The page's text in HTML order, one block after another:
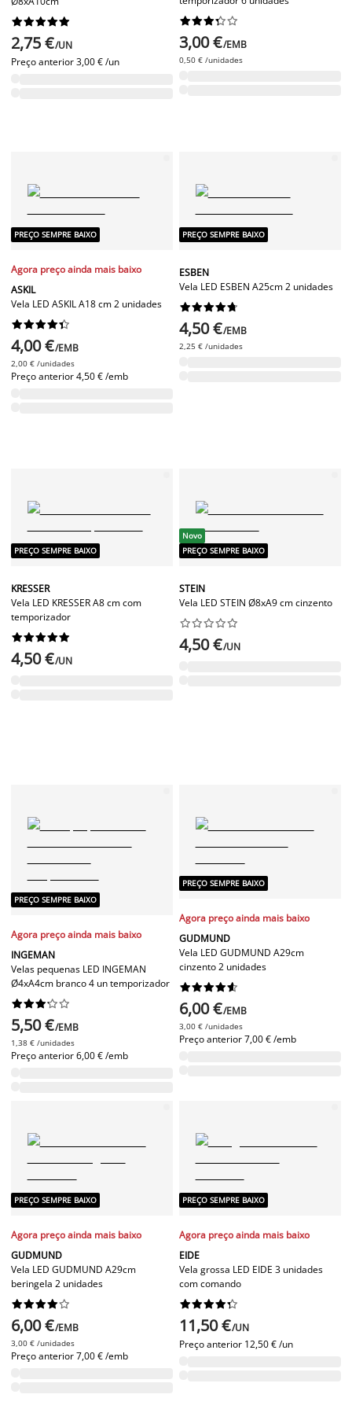






2,75 €/UN
Preço anterior3,00 € /un






3,00 €/EMB
0,50 € /unidades
PREÇO SEMPRE BAIXO
Agora preço ainda mais baixo
ASKIL
Vela LED ASKIL A18 cm 2 unidades






4,00 €/EMB
2,00 € /unidades
Preço anterior4,50 € /emb
PREÇO SEMPRE BAIXO
ESBEN
Vela LED ESBEN A25cm 2 unidades






4,50 €/EMB
2,25 € /unidades
PREÇO SEMPRE BAIXO
KRESSER
Vela LED KRESSER A8 cm com
temporizador






4,50 €/UN
Novo
PREÇO SEMPRE BAIXO
STEIN
Vela LED STEIN Ø8xA9 cm cinzento






4,50 €/UN
PREÇO SEMPRE BAIXO
Agora preço ainda mais baixo
INGEMAN
Velas pequenas LED INGEMAN
Ø4xA4cm branco 4 un temporizador






5,50 €/EMB
1,38 € /unidades
Preço anterior6,00 € /emb
PREÇO SEMPRE BAIXO
Agora preço ainda mais baixo
GUDMUND
Vela LED GUDMUND A29cm
cinzento 2 unidades






6,00 €/EMB
3,00 € /unidades
Preço anterior7,00 € /emb
PREÇO SEMPRE BAIXO
Agora preço ainda mais baixo
GUDMUND
Vela LED GUDMUND A29cm
beringela 2 unidades






6,00 €/EMB
3,00 € /unidades
Preço anterior7,00 € /emb
PREÇO SEMPRE BAIXO
Agora preço ainda mais baixo
EIDE
Vela grossa LED EIDE 3 unidades
com comando






11,50 €/UN
Preço anterior 12,50 € /un